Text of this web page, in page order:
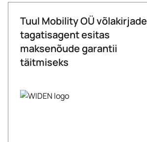
Tuul Mobility OÜ võlakirjade
tagatisagent esitas
maksenõude garantii
täitmiseks